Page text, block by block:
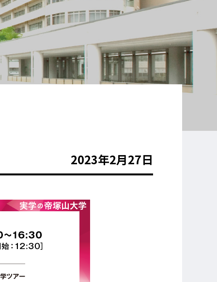
2023年2月27日